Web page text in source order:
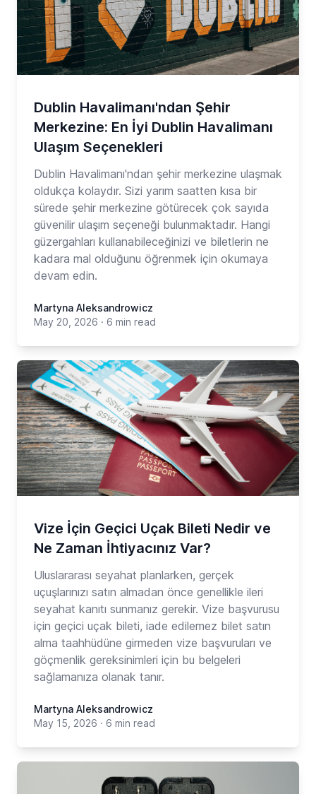
Dublin Havalimanı'ndan Şehir
Merkezine: En İyi Dublin Havalimanı
Ulaşım Seçenekleri
Dublin Havalimanı'ndan şehir merkezine ulaşmak
oldukça kolaydır. Sizi yarım saatten kısa bir
sürede şehir merkezine götürecek çok sayıda
güvenilir ulaşım seçeneği bulunmaktadır. Hangi
güzergahları kullanabileceğinizi ve biletlerin ne
kadara mal olduğunu öğrenmek için okumaya
devam edin.
Martyna Aleksandrowicz
May 20, 2026 · 6 min read
Vize İçin Geçici Uçak Bileti Nedir ve
Ne Zaman İhtiyacınız Var?
Uluslararası seyahat planlarken, gerçek
uçuşlarınızı satın almadan önce genellikle ileri
seyahat kanıtı sunmanız gerekir. Vize başvurusu
için geçici uçak bileti, iade edilemez bilet satın
alma taahhüdüne girmeden vize başvuruları ve
göçmenlik gereksinimleri için bu belgeleri
sağlamanıza olanak tanır.
Martyna Aleksandrowicz
May 15, 2026 · 6 min read